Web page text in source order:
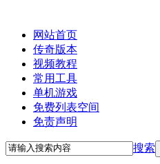
网站首页
传奇版本
视频教程
常用工具
单机游戏
免费列表空间
免责声明
搜索